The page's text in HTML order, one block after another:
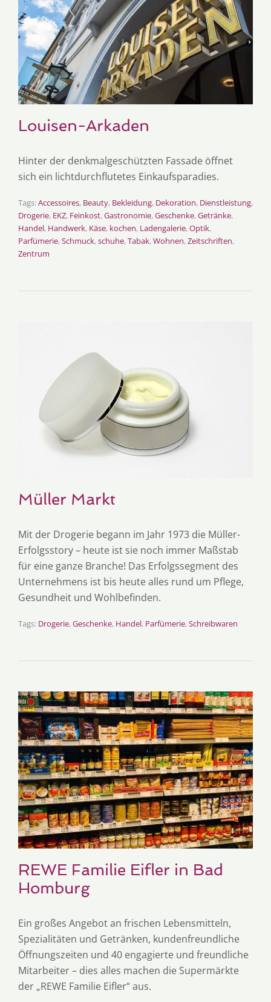
Louisen-Arkaden
Hinter der denkmalgeschützten Fassade öffnet
sich ein lichtdurchflutetes Einkaufsparadies.
Tags:Accessoires, Beauty, Bekleidung, Dekoration, Dienstleistung,
Drogerie, EKZ, Feinkost,Gastronomie,Geschenke,Getränke,
Handel, Handwerk, Käse, kochen, Ladengalerie,Optik,
Parfümerie,Schmuck,schuhe,Tabak,Wohnen,Zeitschriften,
Zentrum
Müller Markt
Mit der Drogerie begann im Jahr 1973 die Müller-
Erfolgsstory – heute ist sie noch immer Maßstab
für eine ganze Branche! Das Erfolgssegment des
Unternehmens ist bis heute alles rund um Pflege,
Gesundheit und Wohlbefinden.
Tags: Drogerie,Geschenke, Handel, Parfümerie,Schreibwaren
REWE Familie Eifler in Bad
Homburg
Ein großes Angebot an frischen Lebensmitteln,
Spezialitäten und Getränken, kundenfreundliche
Öffnungszeiten und 40 engagierte und freundliche
Mitarbeiter – dies alles machen die Supermärkte
der „REWE Familie Eifler“ aus.